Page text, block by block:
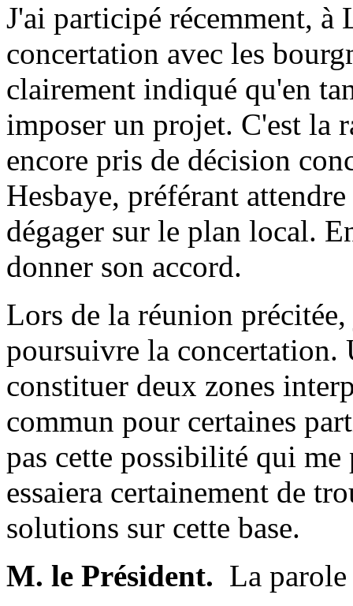
J'ai participé récemment, à
concertation avec les
clairement indiqué qu'en
imposer un projet. C'est la
encore pris de décision
Hesbaye, préférant
dégager sur le plan local.
donner son accord.
Lors de la réunion
poursuivre la concertation.
constituer deux zones
commun pour certaines
pas cette possibilité qui
essaiera certainement de
solutions sur cette base.
M. le Président.
La